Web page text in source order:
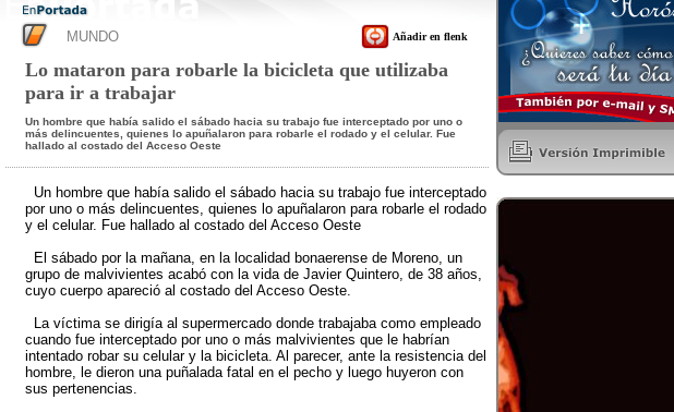
MUNDO Añadir en flenk
Lo mataron para robarle la bicicleta que utilizaba
para ir a trabajar
Un hombre que había salido el sábado hacia su trabajo fue interceptado por uno o
más delincuentes, quienes lo apuñalaron para robarle el rodado y el celular. Fue
hallado al costado del Acceso Oeste
Un hombre que había salido el sábado hacia su trabajo fue interceptado
por uno o más delincuentes, quienes lo apuñalaron para robarle el rodado
y el celular. Fue hallado al costado del Acceso Oeste
El sábado por la mañana, en la localidad bonaerense de Moreno, un
grupo de malvivientes acabó con la vida de Javier Quintero, de 38 años,
cuyo cuerpo apareció al costado del Acceso Oeste.
La víctima se dirigía al supermercado donde trabajaba como empleado
cuando fue interceptado por uno o más malvivientes que le habrían
intentado robar su celular y la bicicleta. Al parecer, ante la resistencia del
hombre, le dieron una puñalada fatal en el pecho y luego huyeron con
sus pertenencias.